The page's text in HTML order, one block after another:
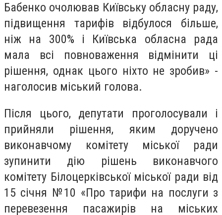
Бабенко очолював Київську обласну раду,
підвищення тарифів відбулося більше,
ніж на 300% і Київська обласна рада
мала всі повноваження відмінити ці
рішення, однак цього ніхто не зробив» -
наголосив міський голова.
Після цього, депутати проголосували і
прийняли рішення, яким доручено
виконавчому комітету міської ради
зупинити дію рішень виконавчого
комітету Білоцерківської міської ради від
15 січня №10 «Про тарифи на послуги з
перевезення пасажирів на міських